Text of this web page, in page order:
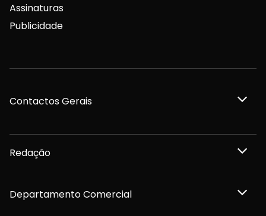
Assinaturas
Publicidade
Contactos Gerais
Redação
Departamento Comercial